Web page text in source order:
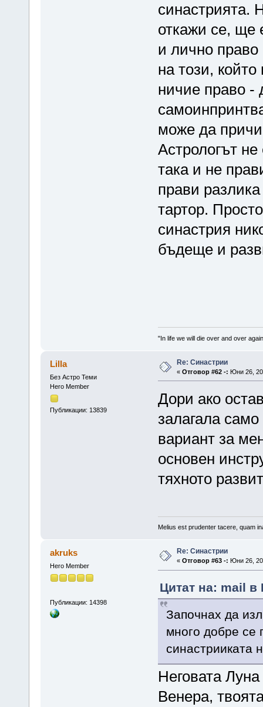
синастрията.
откажи се, ще
и лично право
на този,
ничие право -
може да
Астрологът
така и не
прави
тартор.
синастрия
бъдеще и
"In life we will die over and over
Lilla
Без Астро Теми
Hero Member
Публикации: 13839
Re: Синастрии
« Отговор #62 -: Юни 26,
Дори ако
залагала
вариант за
основен
тяхното
Melius est prudenter tacere, quam
akruks
Hero Member
Публикации: 14398
Re: Синастрии
« Отговор #63 -: Юни 26,
Цитат на: mail в
Започнах да
много добре се
синастрииката
Неговата
Венера,